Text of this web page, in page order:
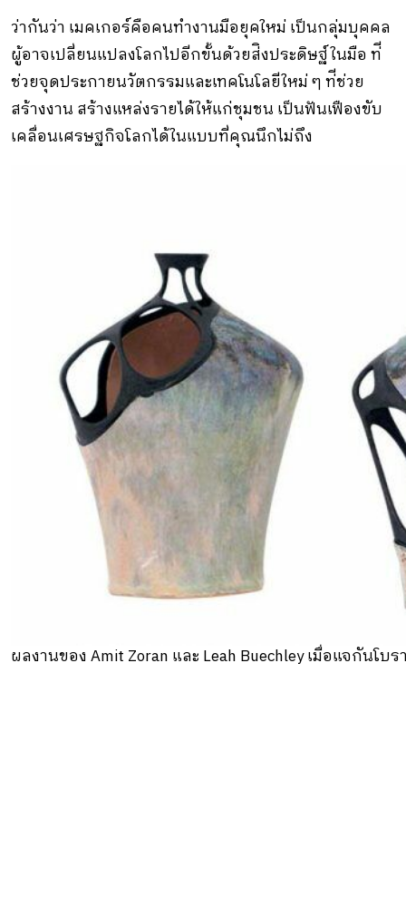
ว่ากันว่า เมคเกอร์คือคนทํางานมือยุคใหม่ เป็นกลุ่มบุคคล
ผู้อาจเปลี่ยนแปลงโลกไปอีกขั้นด้วยส่ิงประดิษฐ์ในมือ ท่ี
ช่วยจุดประกายนวัตกรรมและเทคโนโลยีใหม่ ๆ ท่ีช่วย
สร้างงาน สร้างแหล่งรายได้ให้แก่ชุมชน เป็นฟันเฟืองขับ
เคลื่อนเศรษฐกิจโลกได้ในแบบที่คุณนึกไม่ถึง
ผลงานของ Amit Zoran และ Leah Buechley เมื่อแจกัน